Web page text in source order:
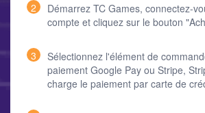
2
Démarrez TC Games, connectez-
compte et cliquez sur le bouton
3
Sélectionnez l'élément de
paiement Google Pay ou Stripe,
charge le paiement par carte de